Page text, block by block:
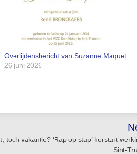
Overlijdensbericht van Suzanne Maquet
26 juni 2026
toch vakantie? ‘Rap op stap’ herstart
Sint-